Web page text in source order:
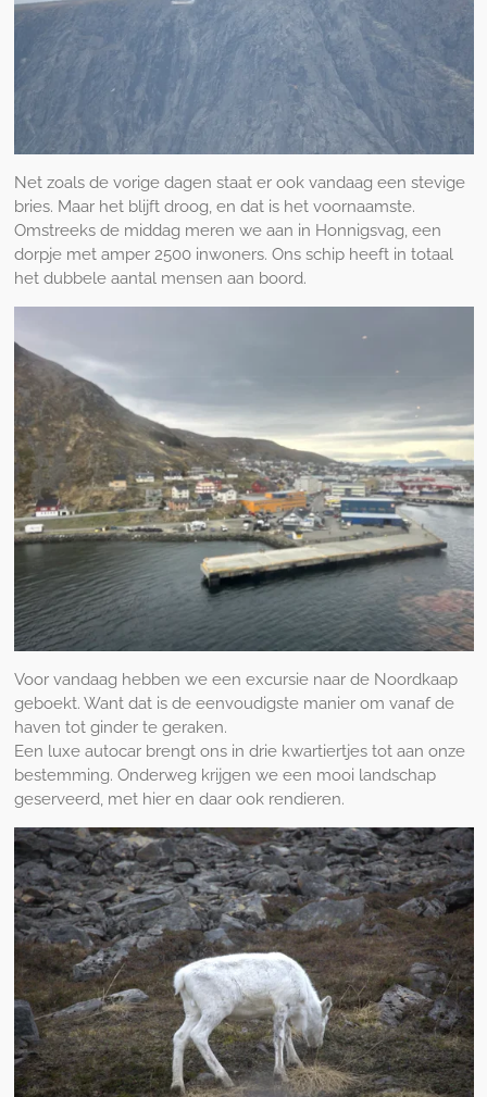
Net zoals de vorige dagen staat er ook vandaag een stevige
bries. Maar het blijft droog, en dat is het voornaamste.
Omstreeks de middag meren we aan in Honnigsvag, een
dorpje met amper 2500 inwoners. Ons schip heeft in totaal
het dubbele aantal mensen aan boord.
Voor vandaag hebben we een excursie naar de Noordkaap
geboekt. Want dat is de eenvoudigste manier om vanaf de
haven tot ginder te geraken.
Een luxe autocar brengt ons in drie kwartiertjes tot aan onze
bestemming. Onderweg krijgen we een mooi landschap
geserveerd, met hier en daar ook rendieren.